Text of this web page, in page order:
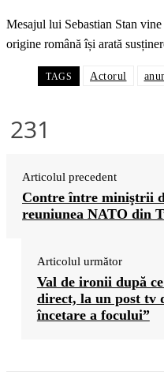
Mesajul lui Sebastian Stan
origine română își arată
TAGS Actorul
231
Articolul precedent
Contre între miniştrii
reuniunea NATO din
Articolul următor
Val de ironii după
direct, la un post tv
încetare a focului”